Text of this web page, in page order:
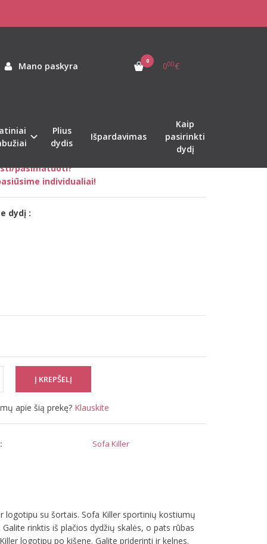
Mano paskyra 0 000€
Plius
dydis
Išpardavimas
Kaip
pasirinkti
dydį
KOSTIUMAS PINK SU
pasimatuoti?
individualiai!
dydį :
apie šią prekę? Klauskite
Sofa Killer
logotipu su šortais. Sofa Killer sportinių kostiumų
rinktis iš plačios dydžių skalės, o pats rūbas
logotipu po kišene. Galite priderinti ir kelnes.